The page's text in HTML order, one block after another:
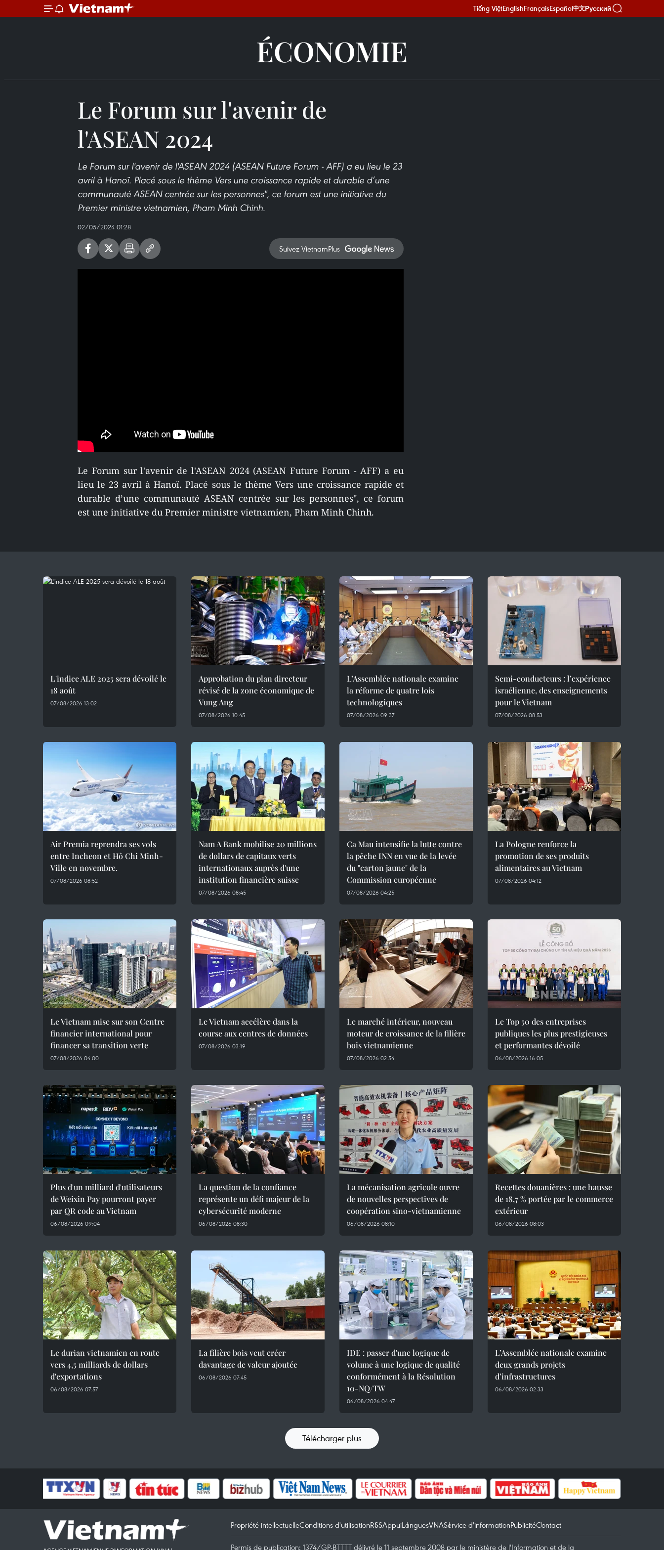
Tiếng ViệtEnglishFrançaisEspañol中文Русский
ÉCONOMIE
Le Forum sur l'avenir de
l'ASEAN 2024
Le Forum sur l'avenir de l'ASEAN 2024 (ASEAN Future Forum - AFF) a eu lieu le 23
avril à Hanoï. Placé sous le thème Vers une croissance rapide et durable d’une
communauté ASEAN centrée sur les personnes", ce forum est une initiative du
Premier ministre vietnamien, Pham Minh Chinh.
02/05/2024 01:28
Suivez VietnamPlus
Le Forum sur l'avenir de l'ASEAN 2024 (ASEAN Future Forum - AFF) a eu
lieu le 23 avril à Hanoï. Placé sous le thème Vers une croissance rapide et
durable d’une communauté ASEAN centrée sur les personnes", ce forum
est une initiative du Premier ministre vietnamien, Pham Minh Chinh.
L'indice ALE 2025 sera dévoilé le
18 août
07/08/2026 13:02
Approbation du plan directeur
révisé de la zone économique de
Vung Ang
07/08/2026 10:45
L’Assemblée nationale examine
la réforme de quatre lois
technologiques
07/08/2026 09:37
Semi-conducteurs : l’expérience
israélienne, des enseignements
pour le Vietnam
07/08/2026 08:53
Air Premia reprendra ses vols
entre Incheon et Hô Chi Minh-
Ville en novembre.
07/08/2026 08:52
Nam A Bank mobilise 20 millions
de dollars de capitaux verts
internationaux auprès d'une
institution financière suisse
07/08/2026 08:45
Ca Mau intensifie la lutte contre
la pêche INN en vue de la levée
du "carton jaune" de la
Commission européenne
07/08/2026 04:25
La Pologne renforce la
promotion de ses produits
alimentaires au Vietnam
07/08/2026 04:12
Le Vietnam mise sur son Centre
financier international pour
financer sa transition verte
07/08/2026 04:00
Le Vietnam accélère dans la
course aux centres de données
07/08/2026 03:19
Le marché intérieur, nouveau
moteur de croissance de la filière
bois vietnamienne
07/08/2026 02:54
Le Top 50 des entreprises
publiques les plus prestigieuses
et performantes dévoilé
06/08/2026 16:05
Plus d'un milliard d'utilisateurs
de Weixin Pay pourront payer
par QR code au Vietnam
06/08/2026 09:04
La question de la confiance
représente un défi majeur de la
cybersécurité moderne
06/08/2026 08:30
La mécanisation agricole ouvre
de nouvelles perspectives de
coopération sino-vietnamienne
06/08/2026 08:10
Recettes douanières : une hausse
de 18,7 % portée par le commerce
extérieur
06/08/2026 08:03
Le durian vietnamien en route
vers 4,5 milliards de dollars
d'exportations
06/08/2026 07:57
La filière bois veut créer
davantage de valeur ajoutée
06/08/2026 07:45
IDE : passer d'une logique de
volume à une logique de qualité
conformément à la Résolution
10-NQ/TW
06/08/2026 04:47
L’Assemblée nationale examine
deux grands projets
d’infrastructures
06/08/2026 02:33
Télécharger plus
Propriété intellectuelleConditions d'utilisationRSSAppuiLanguesVNAService d'informationPublicitéContact
Permis de publication: 1374/GP-BTTTT délivré le 11 septembre 2008 par le ministère de l'Information et de la